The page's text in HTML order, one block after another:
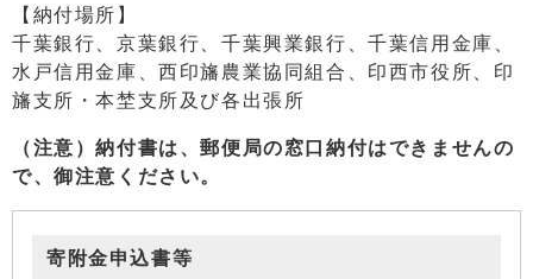
【納付場所】
千葉銀行、京葉銀行、千葉興業銀行、千葉信用金庫、
水戸信用金庫、西印旛農業協同組合、印西市役所、印
旛支所・本埜支所及び各出張所
（注意）納付書は、郵便局の窓口納付はできませんの
で、御注意ください。
寄附金申込書等